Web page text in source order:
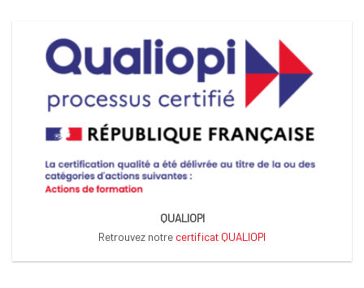
QUALIOPI
Retrouvez notre certificat QUALIOPI